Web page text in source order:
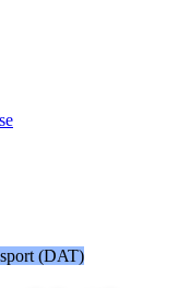
(DAT)